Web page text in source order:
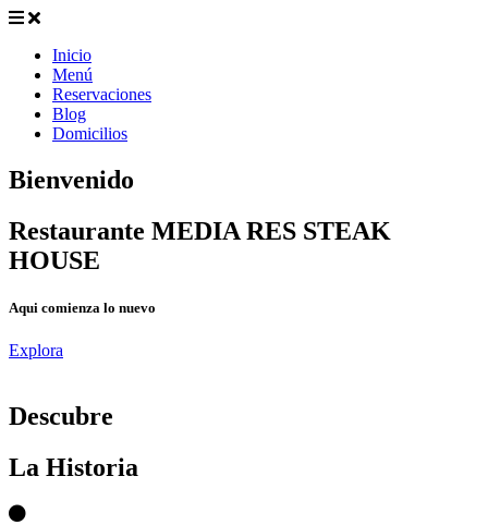
Inicio
Menú
Reservaciones
Blog
Domicilios
Bienvenido
Restaurante MEDIA RES STEAK
HOUSE
Aqui comienza lo nuevo
Explora
Descubre
La Historia